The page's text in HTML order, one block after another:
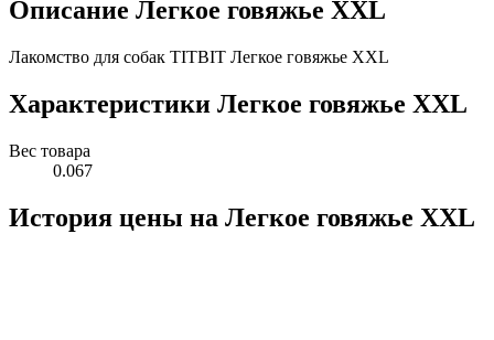
Описание Легкое говяжье XXL
Лакомство для собак TITBIT Легкое говяжье XXL
Характеристики Легкое говяжье XXL
Вес товара
0.067
История цены на Легкое говяжье XXL